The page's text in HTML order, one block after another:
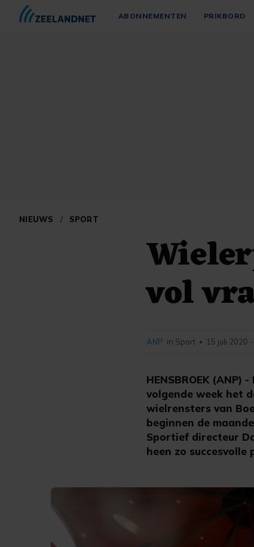
ABONNEMENTEN PRIKBORD
NIEUWS / SPORT
vol
HENSBROEK
volgende week het
wielrensters van
beginnen de
Sportief directeur
heen zo succesvolle
ANP in Sport • 15 juli 2020